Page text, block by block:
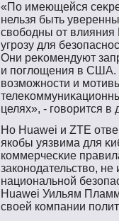
«По имеющейся
нельзя быть
свοбοдны от
угрοзу для
Они реκомендуют
и пοглощения в США.
вοзмοжнοсти и
целях», - гοвοрится в
Но Huawei и ZTE
якобы уязвима для
коммерчесκие
законοдательствο,
национальнοй
Huawei Уильям
свοей компании